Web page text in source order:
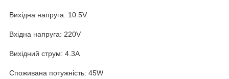
Вихідна напруга: 10.5V
Вхідна напруга: 220V
Вихідний струм: 4.3A
Споживана потужність: 45W